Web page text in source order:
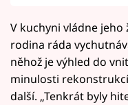
V kuchyni vládne jeho
rodina ráda
něhož je výhled do
minulosti
další. „Tenkrát byly